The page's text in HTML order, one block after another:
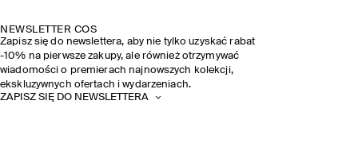
NEWSLETTER COS
Zapisz się do newslettera, aby nie tylko uzyskać rabat
-10% na pierwsze zakupy, ale również otrzymywać
wiadomości o premierach najnowszych kolekcji,
ekskluzywnych ofertach i wydarzeniach.
ZAPISZ SIĘ DO NEWSLETTERA